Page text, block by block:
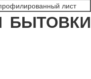
лист
БЫТОВКИ